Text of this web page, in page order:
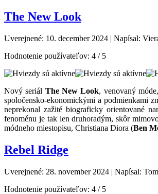
The New Look
Uverejnené: 10. december 2024 | Napísal:
Hodnotenie používateľov: 4 / 5
Nový seriál The New Look, venovaný
spoločensko-ekonomickými a podmienkami
neprekonal zažité biograficky orientované
fenoménu je tak len druhoradým, skôr
módneho miestopisu, Christiana Diora (Ben
Rebel Ridge
Uverejnené: 28. november 2024 | Napísal:
Hodnotenie používateľov: 4 / 5